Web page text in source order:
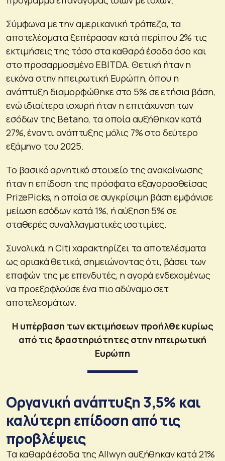
Σύμφωνα με την αμερικανική τράπεζα, τα
αποτελέσματα ξεπέρασαν κατά περίπου 2% τις
εκτιμήσεις της τόσο στα καθαρά έσοδα όσο και
στο προσαρμοσμένο EBITDA. Θετική ήταν η
εικόνα στην ηπειρωτική Ευρώπη, όπου η
ανάπτυξη διαμορφώθηκε στο 5% σε ετήσια βάση,
ενώ ιδιαίτερα ισχυρή ήταν η επιτάχυνση των
εσόδων της Betano, τα οποία αυξήθηκαν κατά
27%, έναντι ανάπτυξης μόλις 7% στο δεύτερο
εξάμηνο του 2025.
Το βασικό αρνητικό στοιχείο της ανακοίνωσης
ήταν η επίδοση της πρόσφατα εξαγορασθείσας
PrizePicks, η οποία σε συγκρίσιμη βάση εμφάνισε
μείωση εσόδων κατά 1%, ή αύξηση 5% σε
σταθερές συναλλαγματικές ισοτιμίες.
Συνολικά, η Citi χαρακτηρίζει τα αποτελέσματα
ως οριακά θετικά, σημειώνοντας ότι, βάσει των
επαφών της με επενδυτές, η αγορά ενδεχομένως
να προεξοφλούσε ένα πιο αδύναμο σετ
αποτελεσμάτων.
Η υπέρβαση των εκτιμήσεων προήλθε κυρίως
από τις δραστηριότητες στην ηπειρωτική
Ευρώπη
Οργανική ανάπτυξη 3,5% και
καλύτερη επίδοση από τις
προβλέψεις
Τα καθαρά έσοδα της Allwyn αυξήθηκαν κατά 21%